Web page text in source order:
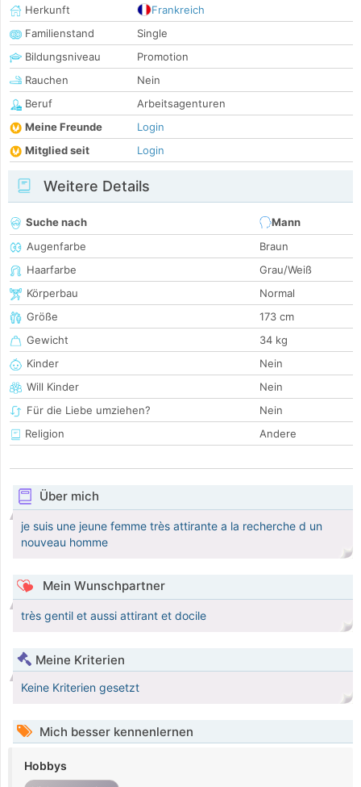
Herkunft
Frankreich
Familienstand
Single
Bildungsniveau
Promotion
Rauchen
Nein
Beruf
Arbeitsagenturen
Meine Freunde
Login
Mitglied seit
Login
Weitere Details
Suche nach
Mann
Augenfarbe
Braun
Haarfarbe
Grau/Weiß
Körperbau
Normal
Größe
173 cm
Gewicht
34 kg
Kinder
Nein
Will Kinder
Nein
Für die Liebe umziehen?
Nein
Religion
Andere
Über mich
je suis une jeune femme très attirante a la recherche d un
nouveau homme
Mein Wunschpartner
très gentil et aussi attirant et docile
Meine Kriterien
Keine Kriterien gesetzt
Mich besser kennenlernen
Hobbys